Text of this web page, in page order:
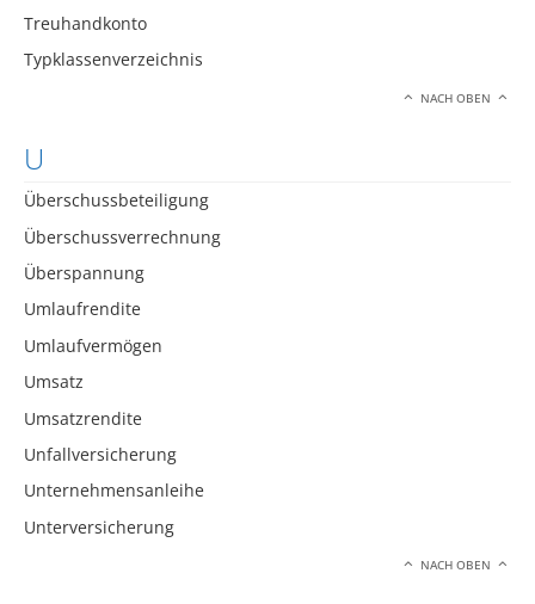
Treuhandkonto
Typklassenverzeichnis
NACH OBEN
U
Überschussbeteiligung
Überschussverrechnung
Überspannung
Umlaufrendite
Umlaufvermögen
Umsatz
Umsatzrendite
Unfallversicherung
Unternehmensanleihe
Unterversicherung
NACH OBEN